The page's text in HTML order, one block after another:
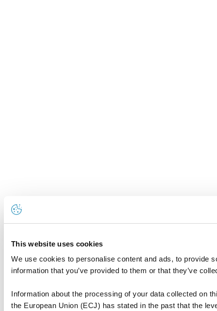
This website uses cookies
We use cookies to personalise content and ads, to provide
information that you’ve provided to them or that they’ve
Information about the processing of your data collected on
the European Union (ECJ) has stated in the past that the